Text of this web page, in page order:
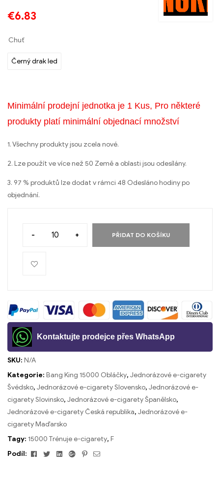
€6.83
Chuť
Černý drak led
Minimální prodejní jednotka je 1 Kus, Pro některé
produkty platí minimální objednací množství
1. Všechny produkty jsou zcela nové.
2. Lze použít ve více než 50 Země a oblasti jsou odesílány.
3. 97 % produktů lze dodat v rámci 48 Odesláno hodiny po
objednání.
- + PŘIDAT DO KOŠÍKU
Kontaktujte prodejce přes WhatsApp
SKU: N/A
Kategorie: Bang King 15000 Obláčky, Jednorázové e-cigarety
Švédsko, Jednorázové e-cigarety Slovensko, Jednorázové e-
cigarety Slovinsko, Jednorázové e-cigarety Španělsko,
Jednorázové e-cigarety Česká republika, Jednorázové e-
cigarety Maďarsko
Tagy: 15000 Trénuje e-cigarety, F
Podíl:
FacebookCvrlikáníLinkedinGoogle+Pinterest
E-